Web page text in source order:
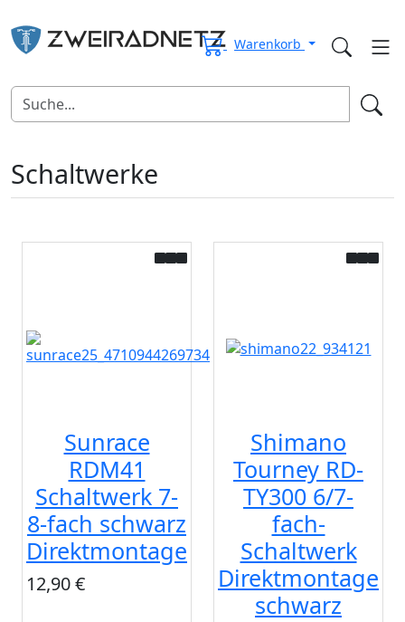
Warenkorb
Schaltwerke
Sunrace
RDM41
Schaltwerk 7-
8-fach schwarz
Direktmontage
12,90 €
Shimano
Tourney RD-
TY300 6/7-
fach-
Schaltwerk
Direktmontage
schwarz